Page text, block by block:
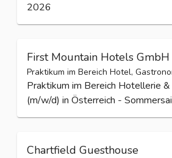
2026
First Mountain Hotels GmbH
Praktikum im Bereich Hotel,
Praktikum im Bereich Hotellerie
(m/w/d) in Österreich -
Chartfield Guesthouse